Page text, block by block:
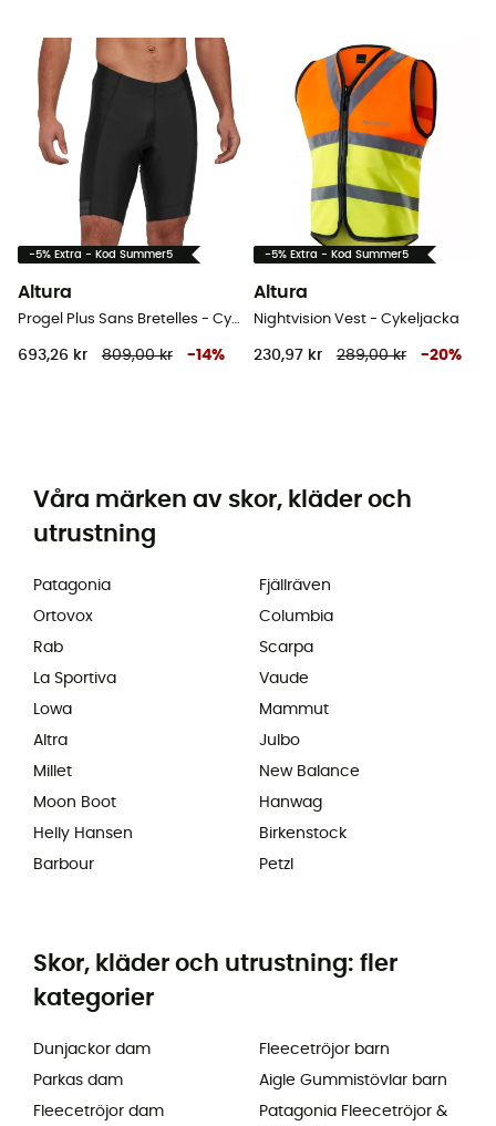
-5% Extra - Kod Summer5
Altura
Progel Plus Sans Bretelles - Cykelbyxa Herr
693,26 kr 809,00 kr -14%
-5% Extra - Kod Summer5
Altura
Nightvision Vest - Cykeljacka
230,97 kr 289,00 kr -20%
Våra märken av skor, kläder och
utrustning
Patagonia
Ortovox
Rab
La Sportiva
Lowa
Altra
Millet
Moon Boot
Helly Hansen
Barbour
Fjällräven
Columbia
Scarpa
Vaude
Mammut
Julbo
New Balance
Hanwag
Birkenstock
Petzl
Skor, kläder och utrustning: fler
kategorier
Dunjackor dam
Parkas dam
Fleecetröjor dam
Fleecetröjor barn
Aigle Gummistövlar barn
Patagonia Fleecetröjor &